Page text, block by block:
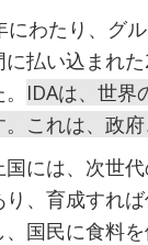
にわたり、グ
に払い込まれ
IDAは、世界
。これは、政
国には、次世
り、育成すれ
、国民に食料